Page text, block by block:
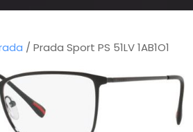
/ Prada Sport PS 51LV 1AB1O1